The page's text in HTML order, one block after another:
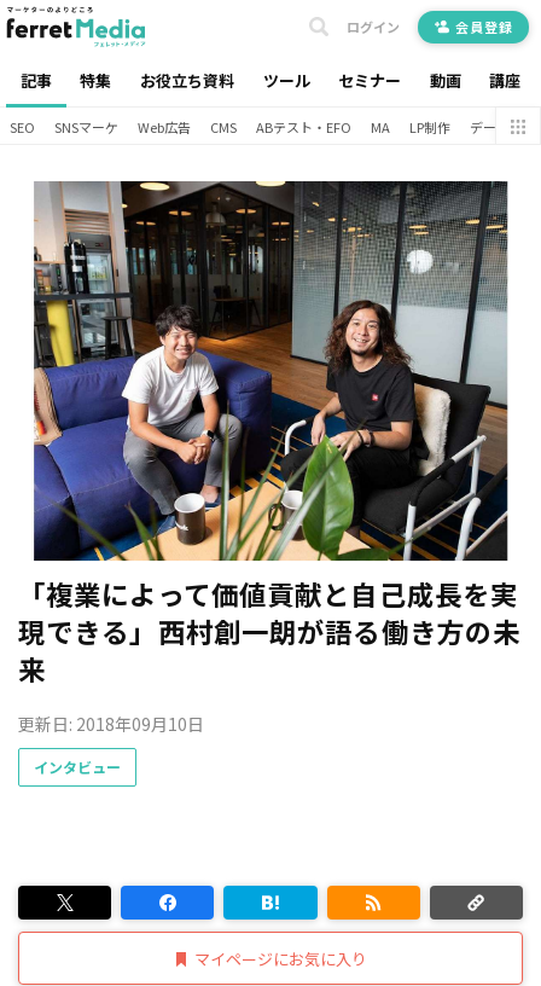
記事 特集 お役立ち資料 ツール セミナー 動画 講座
ログイン 会員登録
SEO SNSマーケ Web広告 CMS ABテスト・EFO MA LP制作 データ分析
「複業によって価値貢献と自己成長を実
現できる」西村創一朗が語る働き方の未
来
更新日: 2018年09月10日
インタビュー
マイページにお気に入り